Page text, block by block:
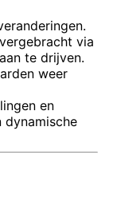
via
te drijven.
weer
en